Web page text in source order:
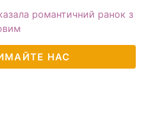
романтичний ранок з
НАС